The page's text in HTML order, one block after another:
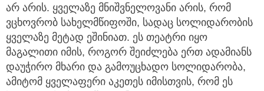
არ არის. ყველაზე მნიშვნელოვანი არის, რომ
ვცხოვრობ სახელმწიფოში, სადაც სოლიდარობის
ყველაზე მეტად ეშინიათ. ეს თეატრი იყო
მაგალითი იმის, როგორ შეიძლება ერთ ადამიანს
დაუჭირო მხარი და გამოუცხადო სოლიდარობა,
ამიტომ ყველაფერი აკეთეს იმისთვის, რომ ეს